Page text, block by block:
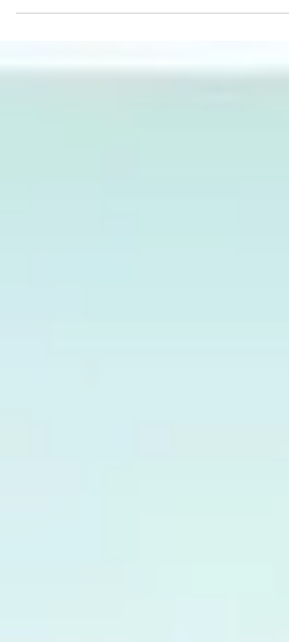
トーン（EASYTONE®）は、本当にいいん
したので良い機会ですのでリーボックさん